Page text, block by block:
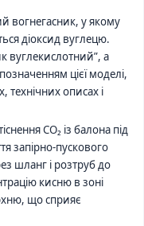
вогнегасник, у якому
діоксид вуглецю.
вуглекислотний”, а
цієї моделі,
технічних описах і
CO₂ із балона під
запірно-пускового
шланг і розтруб до
кисню в зоні
що сприяє